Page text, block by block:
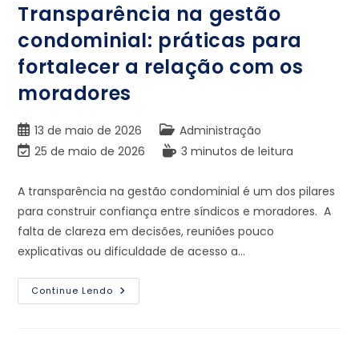
Transparência na gestão
condominial: práticas para
fortalecer a relação com os
moradores
13 de maio de 2026
Administração
25 de maio de 2026
3 minutos de leitura
A transparência na gestão condominial é um dos pilares
para construir confiança entre síndicos e moradores. A
falta de clareza em decisões, reuniões pouco
explicativas ou dificuldade de acesso a…
Continue Lendo